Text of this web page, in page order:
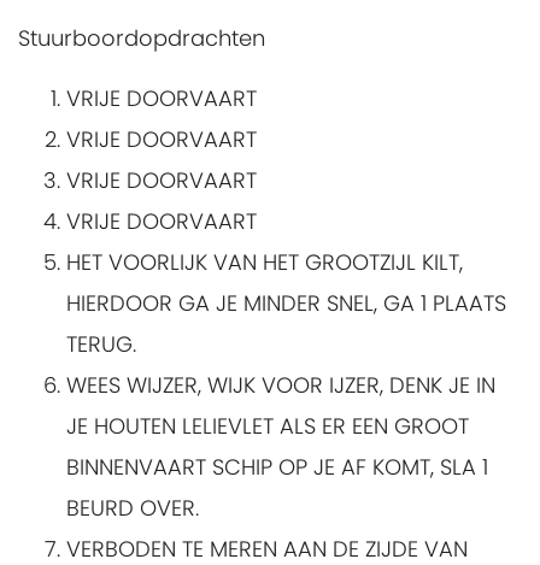
Stuurboordopdrachten
VRIJE DOORVAART
VRIJE DOORVAART
VRIJE DOORVAART
VRIJE DOORVAART
HET VOORLIJK VAN HET GROOTZIJL KILT,
HIERDOOR GA JE MINDER SNEL, GA 1 PLAATS
TERUG.
WEES WIJZER, WIJK VOOR IJZER, DENK JE IN
JE HOUTEN LELIEVLET ALS ER EEN GROOT
BINNENVAART SCHIP OP JE AF KOMT, SLA 1
BEURD OVER.
VERBODEN TE MEREN AAN DE ZIJDE VAN